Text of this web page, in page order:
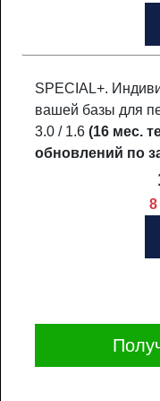
SPECIAL+.
вашей базы для
3.0 / 1.6 (16 мес.
обновлений по
8